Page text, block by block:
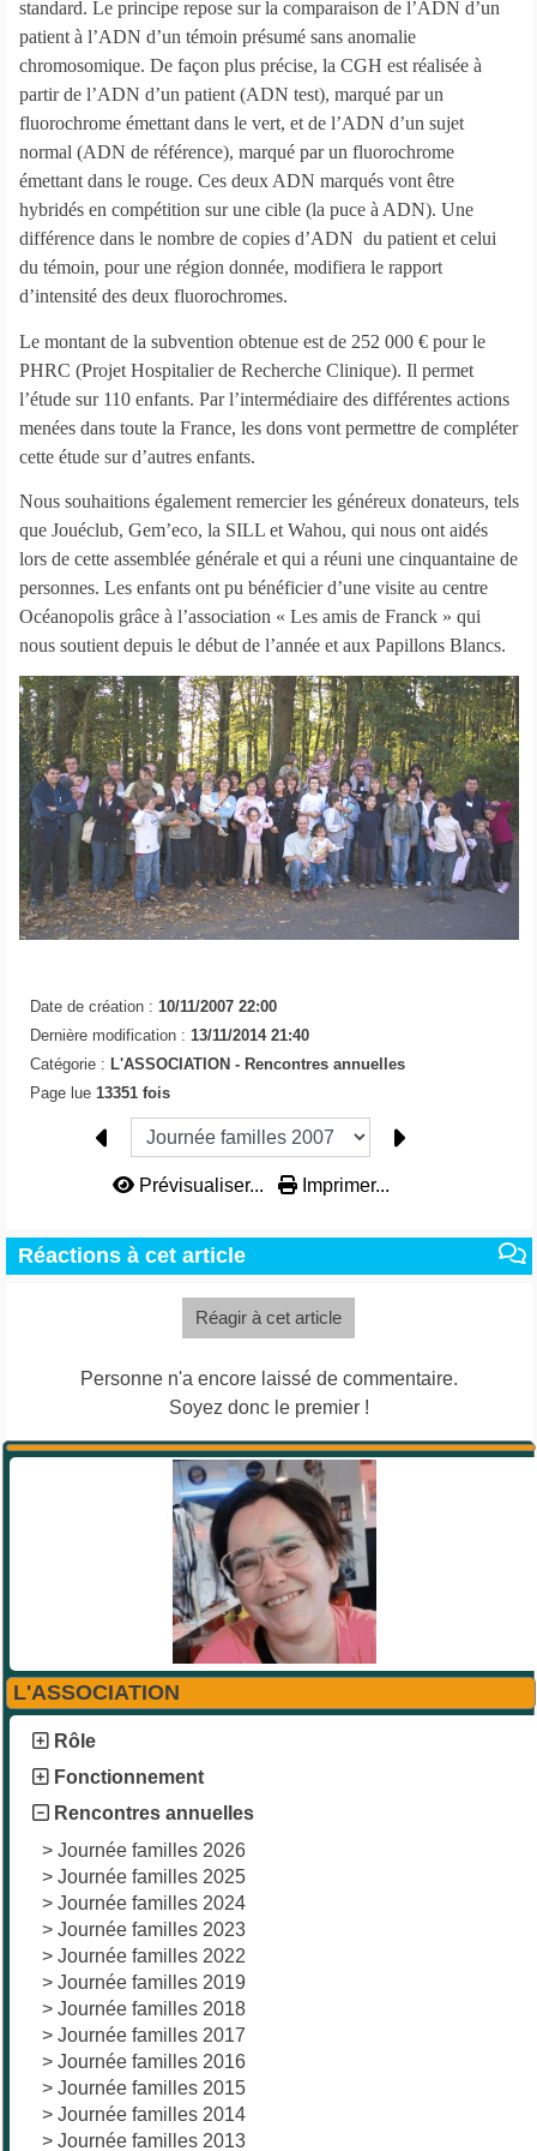
L'ASSOCIATION
Rôle
Fonctionnement
Rencontres annuelles
> Journée familles 2026
> Journée familles 2025
> Journée familles 2024
> Journée familles 2023
> Journée familles 2022
> Journée familles 2019
> Journée familles 2018
> Journée familles 2017
> Journée familles 2016
> Journée familles 2015
> Journée familles 2014
> Journée familles 2013
standard. Le principe repose sur la comparaison de l’ADN d’un
patient à l’ADN d’un témoin présumé sans anomalie
chromosomique. De façon plus précise, la CGH est réalisée à
partir de l’ADN d’un patient (ADN test), marqué par un
fluorochrome émettant dans le vert, et de l’ADN d’un sujet
normal (ADN de référence), marqué par un fluorochrome
émettant dans le rouge. Ces deux ADN marqués vont être
hybridés en compétition sur une cible (la puce à ADN). Une
différence dans le nombre de copies d’ADN du patient et celui
du témoin, pour une région donnée, modifiera le rapport
d’intensité des deux fluorochromes.
Le montant de la subvention obtenue est de 252 000 € pour le
PHRC (Projet Hospitalier de Recherche Clinique). Il permet
l’étude sur 110 enfants. Par l’intermédiaire des différentes actions
menées dans toute la France, les dons vont permettre de compléter
cette étude sur d’autres enfants.
Nous souhaitions également remercier les généreux donateurs, tels
que Jouéclub, Gem’eco, la SILL et Wahou, qui nous ont aidés
lors de cette assemblée générale et qui a réuni une cinquantaine de
personnes. Les enfants ont pu bénéficier d’une visite au centre
Océanopolis grâce à l’association « Les amis de Franck » qui
nous soutient depuis le début de l’année et aux Papillons Blancs.
Date de création : 10/11/2007 22:00
Dernière modification : 13/11/2014 21:40
Catégorie : L'ASSOCIATION - Rencontres annuelles
Page lue 13351 fois
Prévisualiser... Imprimer...
Réactions à cet article
Réagir à cet article
Personne n'a encore laissé de commentaire.
Soyez donc le premier !